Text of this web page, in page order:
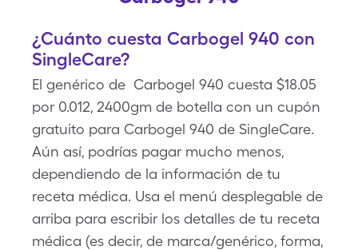
¿Cuánto cuesta Carbogel 940 con
SingleCare?
El genérico de Carbogel 940 cuesta $18.05
por 0.012, 2400gm de botella con un cupón
gratuito para Carbogel 940 de SingleCare.
Aún así, podrías pagar mucho menos,
dependiendo de la información de tu
receta médica. Usa el menú desplegable de
arriba para escribir los detalles de tu receta
médica (es decir, de marca/genérico, forma,